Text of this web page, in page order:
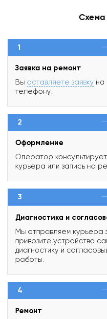
1
Заявка на ремонт
Вы оставляете заявку на
телефону.
2
Оформление
Оператор
курьера или запись на
3
Диагностика и
Мы отправляем курьера
привозите устройство
диагностику и
работы.
4
Ремонт